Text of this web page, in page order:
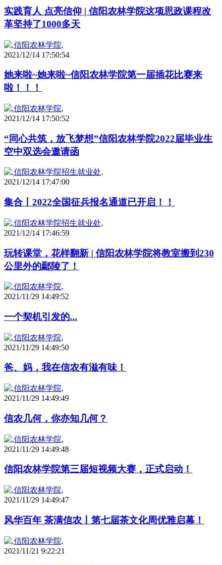
实践育人 点亮信仰 | 信阳农林学院这项思政课程改
革坚持了1000多天
2021/12/14 17:50:54
她来啦~她来啦~信阳农林学院第一届插花比赛来
啦！！！
2021/12/14 17:50:52
“同心共筑，放飞梦想”信阳农林学院2022届毕业生
空中双选会邀请函
2021/12/14 17:47:00
集合丨2022全国征兵报名通道已开启！！
2021/12/14 17:46:59
玩转课堂，花样翻新 | 信阳农林学院将教室搬到230
公里外的鄢陵了！
2021/11/29 14:49:52
一个契机引发的...
2021/11/29 14:49:50
爸、妈，我在信农有滋有味！
2021/11/29 14:49:49
信农几何，你亦知几何？
2021/11/29 14:49:48
信阳农林学院第三届短视频大赛，正式启动！
2021/11/29 14:49:47
风华百年 茶满信农丨第七届茶文化周优雅启幕！
2021/11/21 9:22:21